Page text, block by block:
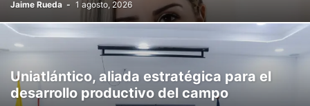
Jaime Rueda - 1 agosto, 2026
Uniatlántico, aliada estratégica para el
desarrollo productivo del campo